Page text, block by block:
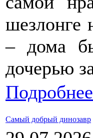
шезлонге
– дома
дочерью
Самый добрый динозавр